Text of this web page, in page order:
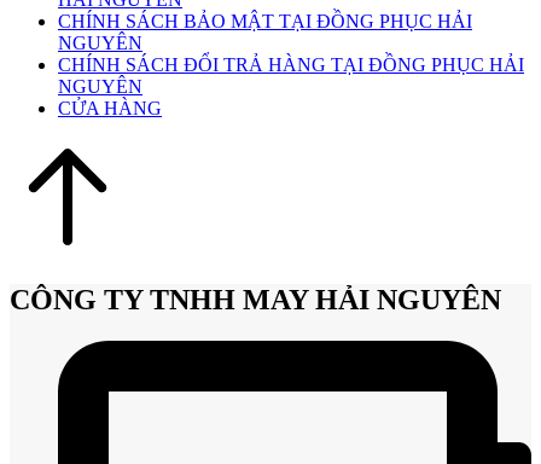
CHÍNH SÁCH BẢO MẬT TẠI ĐỒNG PHỤC HẢI
NGUYÊN
CHÍNH SÁCH ĐỔI TRẢ HÀNG TẠI ĐỒNG PHỤC HẢI
NGUYÊN
CỬA HÀNG
CÔNG TY TNHH MAY HẢI NGUYÊN